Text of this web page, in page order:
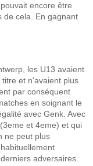
encore être
de cela. En gagnant
les U13 avaient
et n'avaient plus
par conséquent
en soignant le
avec Genk. Avec
et 4eme) et qui
ne peut plus
adversaires.